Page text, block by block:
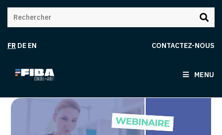
FR DE EN CONTACTEZ-NOUS
MENU